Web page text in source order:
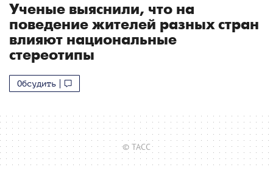
Ученые выяснили, что на
поведение жителей разных стран
влияют национальные
стереотипы
Обсудить
© ТАСС